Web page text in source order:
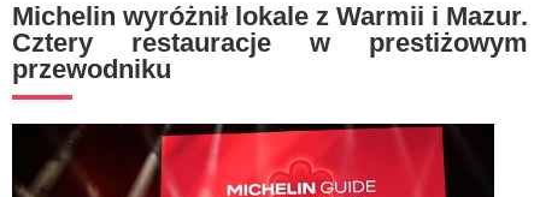
Michelin wyróżnił lokale z Warmii i Mazur.
Cztery restauracje w prestiżowym
przewodniku